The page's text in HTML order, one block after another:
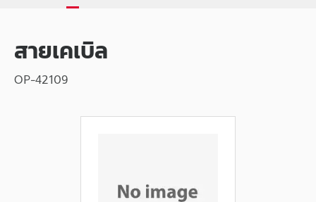
สายเคเบิล
OP-42109